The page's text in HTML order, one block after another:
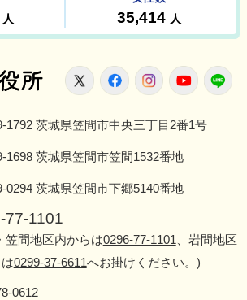
笠間市役所
X FacebookInstagram
1792 茨城県笠間市中央三丁目2番1号
1698 茨城県笠間市笠間1532番地
0294 茨城県笠間市下郷5140番地
77-1101
笠間地区内からは0296-77-1101 、岩間地区
0299-37-6611へお掛けください。)
0612